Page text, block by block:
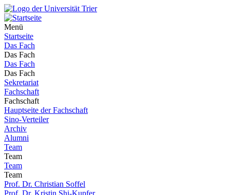
Menü
Startseite
Das Fach
Das Fach
Das Fach
Das Fach
Sekretariat
Fachschaft
Fachschaft
Hauptseite der Fachschaft
Sino-Verteiler
Archiv
Alumni
Team
Team
Team
Team
Prof. Dr. Christian Soffel
Prof. Dr. Kristin Shi-Kupfer